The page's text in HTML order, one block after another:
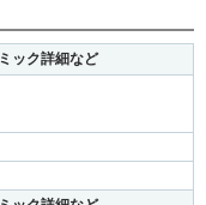
ック詳細など